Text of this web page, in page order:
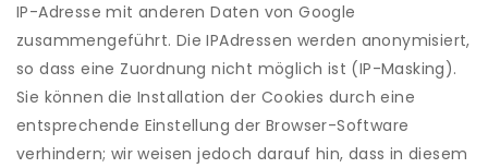
IP-Adresse mit anderen Daten von Google
zusammengeführt. Die IPAdressen werden anonymisiert,
so dass eine Zuordnung nicht möglich ist (IP-Masking).
Sie können die Installation der Cookies durch eine
entsprechende Einstellung der Browser-Software
verhindern; wir weisen jedoch darauf hin, dass in diesem